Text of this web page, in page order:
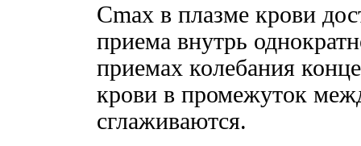
Cmax в плазме крови
приема внутрь
приемах колебания
крови в промежуток
сглаживаются.